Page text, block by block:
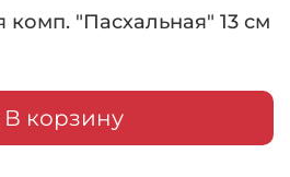
комп. "Пасхальная" 13 см
В корзину